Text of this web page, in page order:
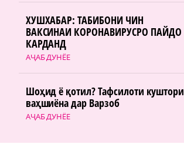
АҶАБ ДУНЁЕ
ХУШХАБАР: ТАБИБОНИ ЧИН
ВАКСИНАИ КОРОНАВИРУСРО ПАЙДО
КАРДАНД
АҶАБ ДУНЁЕ
Шоҳид ё қотил? Тафсилоти куштори
ваҳшиёна дар Варзоб